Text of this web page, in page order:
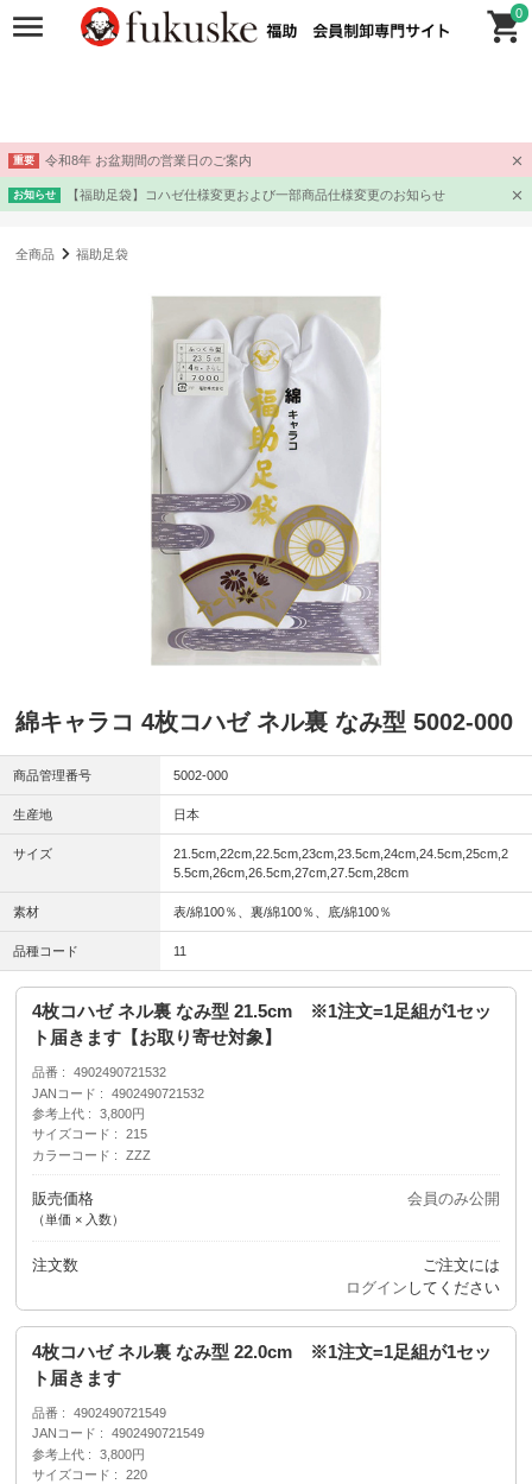
重要 令和8年 お盆期間の営業日のご案内
お知らせ 【福助足袋】コハゼ仕様変更および一部商品仕様変更のお知らせ
0
全商品 福助足袋
綿キャラコ 4枚コハゼ ネル裏 なみ型 5002-000
商品管理番号 5002-000
生産地 日本
サイズ
21.5cm,22cm,22.5cm,23cm,23.5cm,24cm,24.5cm,25cm,2
5.5cm,26cm,26.5cm,27cm,27.5cm,28cm
素材 表/綿100％、裏/綿100％、底/綿100％
品種コード 11
4枚コハゼ ネル裏 なみ型 21.5cm ※1注文=1足組が1セッ
ト届きます【お取り寄せ対象】
品番
4902490721532
JANコード
4902490721532
参考上代
3,800円
サイズコード
215
カラーコード
ZZZ
販売価格
（単価 × 入数）
会員のみ公開
注文数
ご注文には
ログイン してください
4枚コハゼ ネル裏 なみ型 22.0cm ※1注文=1足組が1セッ
ト届きます
品番
4902490721549
JANコード
4902490721549
参考上代
3,800円
サイズコード
220